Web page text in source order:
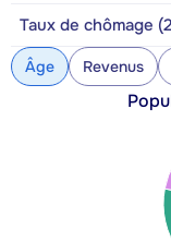
Taux de chômage
Âge Revenus